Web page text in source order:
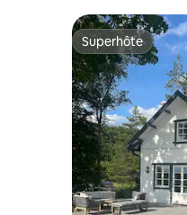
Superhôte
Superhôte